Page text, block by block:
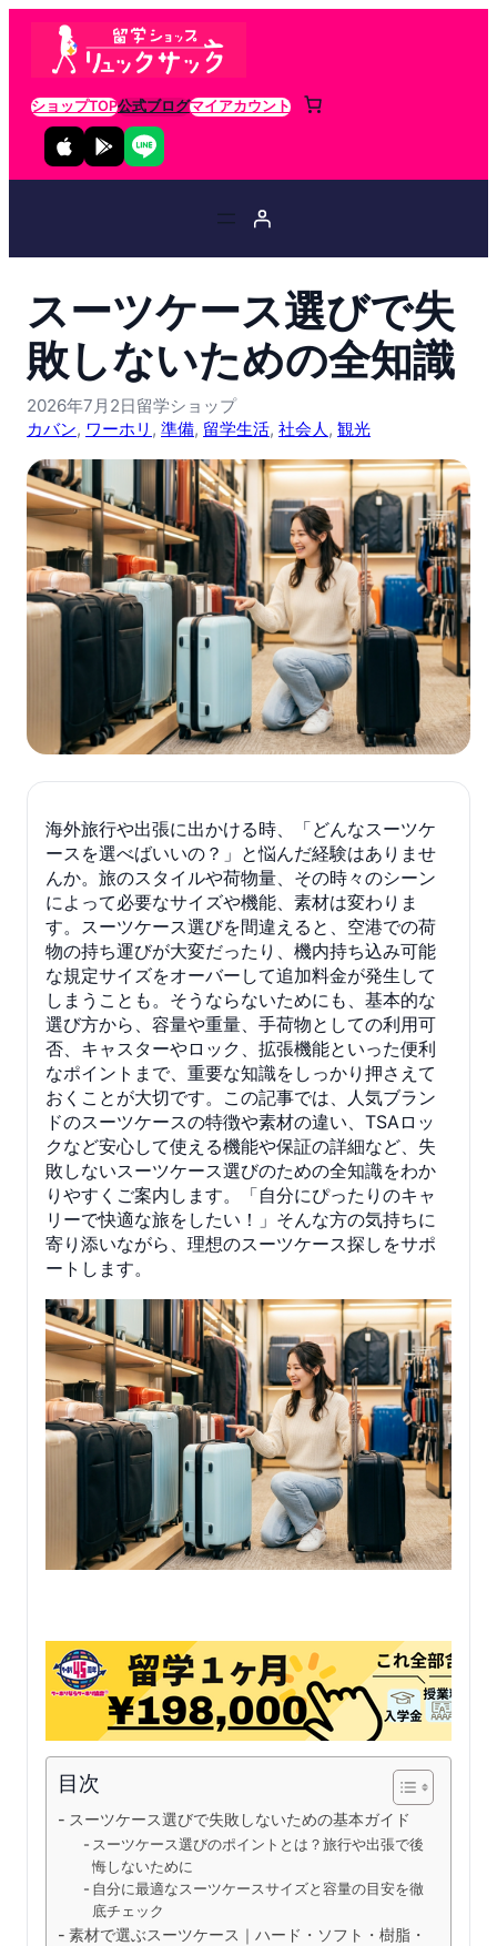
ショップTOP公式ブログマイアカウント
スーツケース選びで失
敗しないための全知識
2026年7月2日留学ショップ
カバン, ワーホリ , 準備, 留学生活, 社会人 , 観光
海外旅行や出張に出かける時、「どんなスーツケ
ースを選べばいいの？」と悩んだ経験はありませ
んか。旅のスタイルや荷物量、その時々のシーン
によって必要なサイズや機能、素材は変わりま
す。スーツケース選びを間違えると、空港での荷
物の持ち運びが大変だったり、機内持ち込み可能
な規定サイズをオーバーして追加料金が発生して
しまうことも。そうならないためにも、基本的な
選び方から、容量や重量、手荷物としての利用可
否、キャスターやロック、拡張機能といった便利
なポイントまで、重要な知識をしっかり押さえて
おくことが大切です。この記事では、人気ブラン
ドのスーツケースの特徴や素材の違い、TSAロッ
クなど安心して使える機能や保証の詳細など、失
敗しないスーツケース選びのための全知識をわか
りやすくご案内します。「自分にぴったりのキャ
リーで快適な旅をしたい！」そんな方の気持ちに
寄り添いながら、理想のスーツケース探しをサポ
ートします。
目次
スーツケース選びで失敗しないための基本ガイド
スーツケース選びのポイントとは？旅行や出張で後
悔しないために
自分に最適なスーツケースサイズと容量の目安を徹
底チェック
素材で選ぶスーツケース｜ハード・ソフト・樹脂・